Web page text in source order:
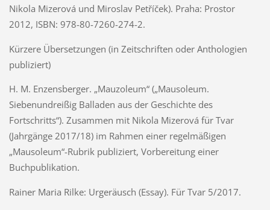
Nikola Mizerová und Miroslav Petříček). Praha: Prostor
2012, ISBN: 978-80-7260-274-2.
Kürzere Übersetzungen (in Zeitschriften oder Anthologien
publiziert)
H. M. Enzensberger. „Mauzoleum“ („Mausoleum.
Siebenundreißig Balladen aus der Geschichte des
Fortschritts“). Zusammen mit Nikola Mizerová für Tvar
(Jahrgänge 2017/18) im Rahmen einer regelmäßigen
„Mausoleum“-Rubrik publiziert, Vorbereitung einer
Buchpublikation.
Rainer Maria Rilke: Urgeräusch (Essay). Für Tvar 5/2017.